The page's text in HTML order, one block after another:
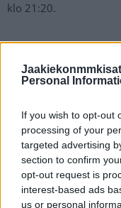
Personal
If you wish to opt-out
processing of your
targeted advertising
section to confirm
opt-out request is
interest-based ads
us or personal
klo 21:20.
Leijonat lähtee
Maalivahdit
33 Emil Larmi (29
1. kentällinen
80 Saku Mäenalanen